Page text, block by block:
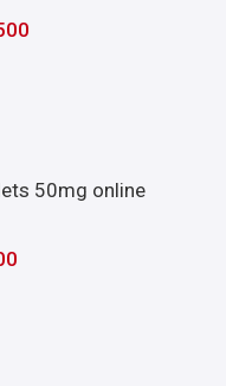
50mg online